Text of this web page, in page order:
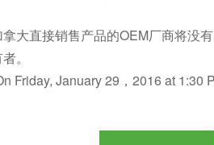
大直接销售产品的OEM厂商将没
。
Friday, January 29，2016 at